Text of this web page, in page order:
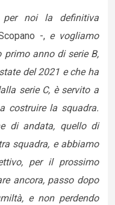
per noi la definitiva
-, e vogliamo
primo anno di serie B,
del 2021 e che ha
serie C, è servito a
costruire la squadra.
di andata, quello di
squadra, e abbiamo
per il prossimo
ancora, passo dopo
e non perdendo